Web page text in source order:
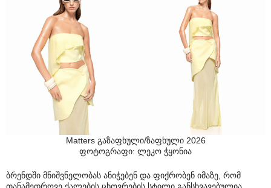
Matters გაზაფხული/ზაფხული 2026
ფოტოგრაფი: ლეკო ჭყონია
ბრენდში მნიშვნელობას ანიჭებენ და ფიქრობენ იმაზე, რომ